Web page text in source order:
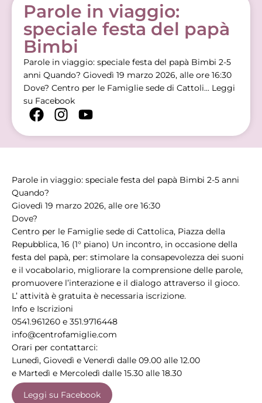
Parole in viaggio:
speciale festa del papà
Bimbi
Parole in viaggio: speciale festa del papà Bimbi 2-5
anni Quando? Giovedì 19 marzo 2026, alle ore 16:30
Dove? Centro per le Famiglie sede di Cattoli... Leggi
su Facebook
Parole in viaggio: speciale festa del papà Bimbi 2-5 anni
Quando?
Giovedì 19 marzo 2026, alle ore 16:30
Dove?
Centro per le Famiglie sede di Cattolica, Piazza della
Repubblica, 16 (1° piano) Un incontro, in occasione della
festa del papà, per: stimolare la consapevolezza dei suoni
e il vocabolario, migliorare la comprensione delle parole,
promuovere l’interazione e il dialogo attraverso il gioco.
L’ attività è gratuita è necessaria iscrizione.
Info e Iscrizioni
0541.961260 e 351.9716448
info@centrofamiglie.com
Orari per contattarci:
Lunedì, Giovedì e Venerdì dalle 09.00 alle 12.00
e Martedì e Mercoledì dalle 15.30 alle 18.30
Leggi su Facebook